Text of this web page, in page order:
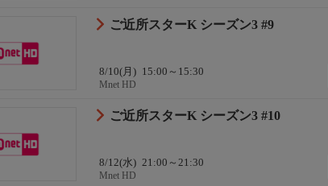
ご近所スターK シーズン3 #9
8/10(月) 15:00～15:30
Mnet HD
ご近所スターK シーズン3 #10
8/12(水) 21:00～21:30
Mnet HD